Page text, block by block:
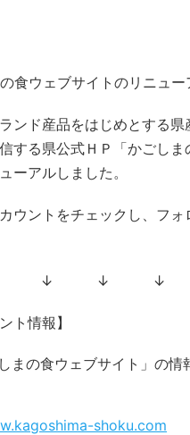
食ウェブサイトのリニュ
ンド産品をはじめとする
する県公式ＨＰ「かごしま
ーアルしました。
ウントをチェックし、フォ
↓ ↓ ↓
ト情報】
しまの食ウェブサイト」の情
shoku.com